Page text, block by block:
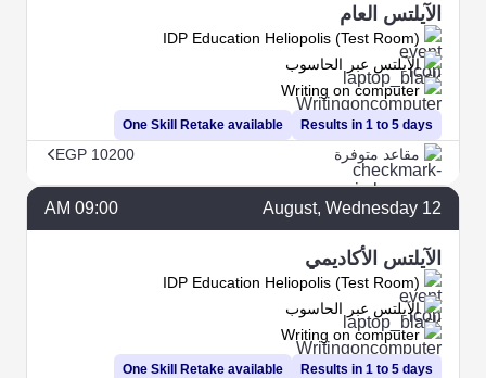
الآيلتس العام
IDP Education Heliopolis (Test Room)
Results in 1 to 5 days
الآيلتس عبر الحاسوب
Writing on computer
One Skill Retake available
مقاعد متوفرة EGP 10200
12
August, Wednesday
09:00 AM
الآيلتس الأكاديمي
IDP Education Heliopolis (Test Room)
Results in 1 to 5 days
الآيلتس عبر الحاسوب
Writing on computer
One Skill Retake available